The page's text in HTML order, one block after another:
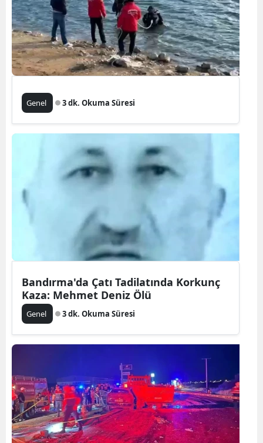
Genel 3 dk. Okuma Süresi
Bandırma'da Çatı Tadilatında Korkunç
Kaza: Mehmet Deniz Ölü
Genel 3 dk. Okuma Süresi